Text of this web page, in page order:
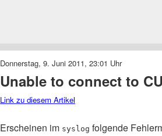
Donnerstag, 9. Juni 2011, 23:01 Uhr
Unable to connect to
Link zu diesem Artikel
Erscheinen im syslog folgende